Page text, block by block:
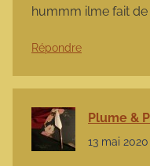
hummm ilme fait de
Répondre
Plume &
13 mai